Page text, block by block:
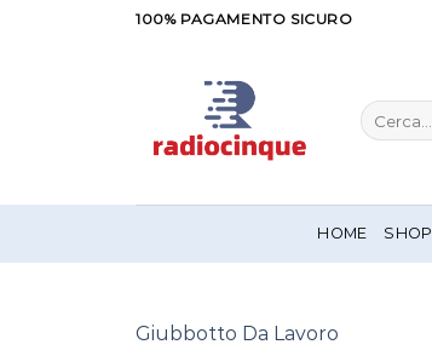
100% PAGAMENTO SICURO
Cerca:
HOME SHOP
Giubbotto Da Lavoro